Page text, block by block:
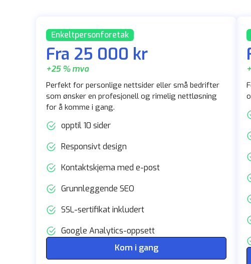
Enkeltpersonforetak
Fra 25 000 kr
+25 % mva
Perfekt for personlige nettsider eller små bedrifter
som ønsker en profesjonell og rimelig nettløsning
for å komme i gang.
opptil 10 sider
Responsivt design
Kontaktskjema med e-post
Grunnleggende SEO
SSL-sertifikat inkludert
Google Analytics-oppsett
Kom i gang